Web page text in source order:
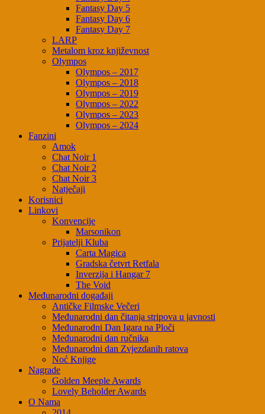
Fantasy Day 5
Fantasy Day 6
Fantasy Day 7
LARP
Metalom kroz književnost
Olympos
Olympos – 2017
Olympos – 2018
Olympos – 2019
Olympos – 2022
Olympos – 2023
Olympos – 2024
Fanzini
Amok
Chat Noir 1
Chat Noir 2
Chat Noir 3
Natječaji
Korisnici
Linkovi
Konvencije
Marsonikon
Prijatelji Kluba
Carta Magica
Gradska četvrt Retfala
Inverzija i Hangar 7
The Void
Međunarodni događaji
Antičke Filmske Večeri
Međunarodni dan čitanja stripova u javnosti
Međunarodni Dan Igara na Ploči
Međunarodni dan ručnika
Međunarodni dan Zvjezdanih ratova
Noć Knjige
Nagrade
Golden Meeple Awards
Lovely Beholder Awards
O Nama